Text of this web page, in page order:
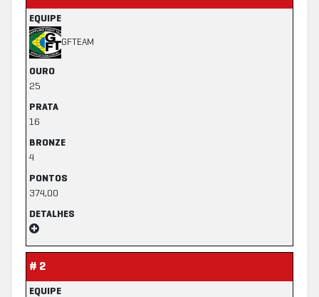
EQUIPE
GFTEAM
OURO
25
PRATA
16
BRONZE
4
PONTOS
374,00
DETALHES
# 2
EQUIPE